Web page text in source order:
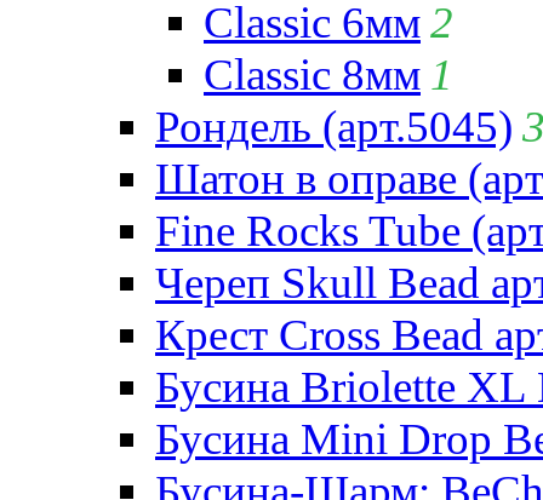
Classic 6мм2
Classic 8мм 1
Рондель (арт.5045)
Шатон в оправе
Fine Rocks Tube
Череп Skull Bead
Крест Cross Bead
Бусина Briolette XL
Бусина Mini Drop